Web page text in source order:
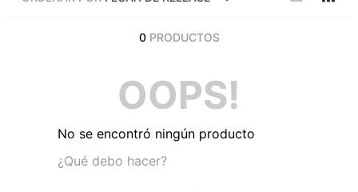
0 PRODUCTOS
OOPS!
No se encontró ningún producto
¿Qué debo hacer?